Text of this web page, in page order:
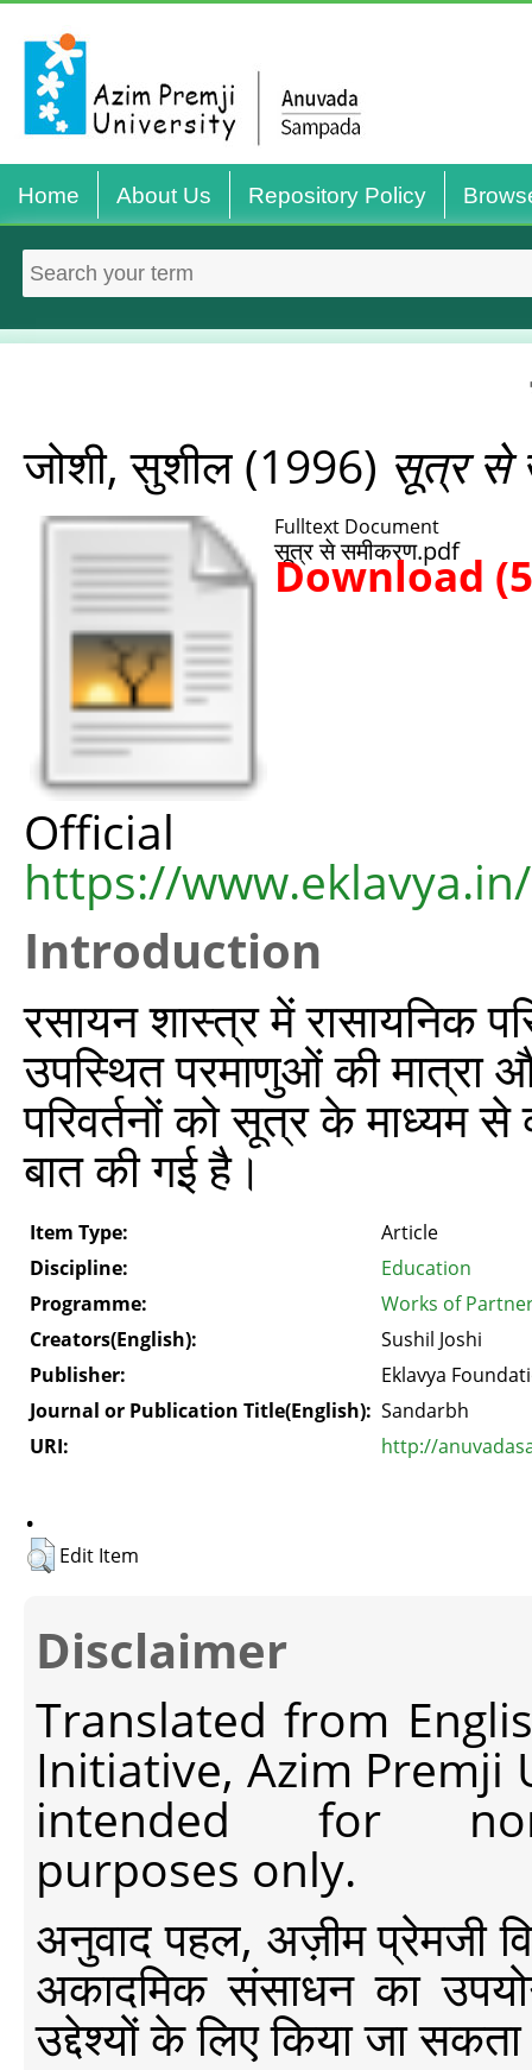
Home About Us Repository Policy
जोशी, सुशील (1996) सूत्र से
Fulltext Document
सूत्र से समीकरण.pdf
Download
https://
Introduction
रसायन शास्त्र में रासायनिक
उपस्थित परमाणुओं की मात्रा
परिवर्तनों को सूत्र के माध्यम
बात की गई है।
Item Type:
Article
Discipline:
Education
Programme:
Works of
Creators(English):
Sushil Joshi
Publisher:
Eklavya
Journal or Publication Title(English): Sandarbh
URI:
http://
.
Edit Item
Disclaimer
Translated from
Initiative, Azim Premji
intended for non-
purposes only.
अनुवाद पहल, अज़ीम प्रेमजी
अकादमिक संसाधन का
उद्देश्यों के लिए किया जा